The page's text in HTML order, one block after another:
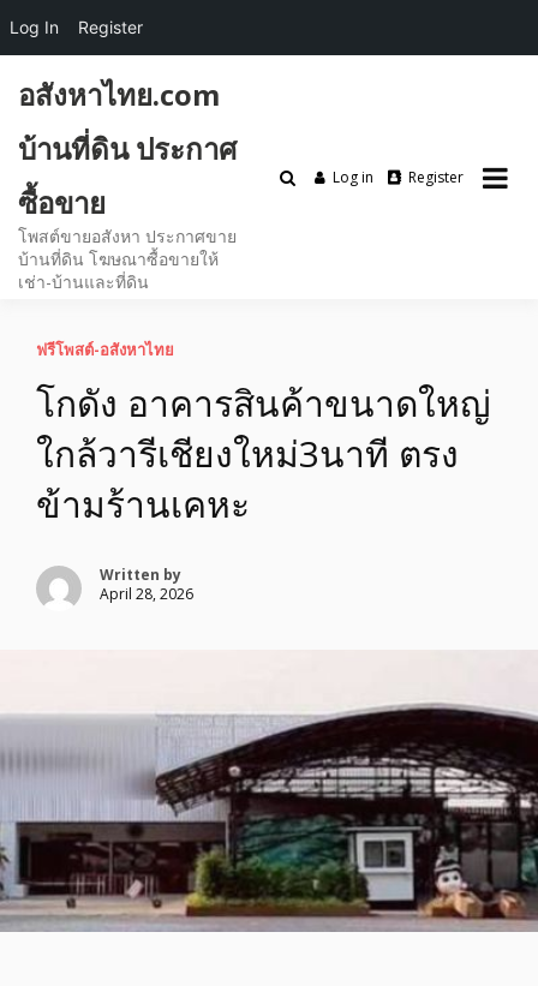
content
อสังหาไทย.com
บ้านที่ดิน ประกาศ
ซื้อขาย
โพสต์ขายอสังหา ประกาศขาย
บ้านที่ดิน โฆษณาซื้อขายให้
เช่า-บ้านและที่ดิน
Log in Register
ฟรีโพสต์-อสังหาไทย
โกดัง อาคารสินค้าขนาดใหญ่
ใกล้วารีเชียงใหม่3นาที ตรง
ข้ามร้านเคหะ
Written by
April 28, 2026
Log In Register